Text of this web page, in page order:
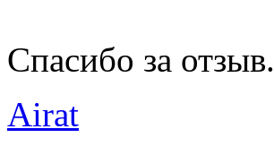
Спасибо за отзыв.
Airat